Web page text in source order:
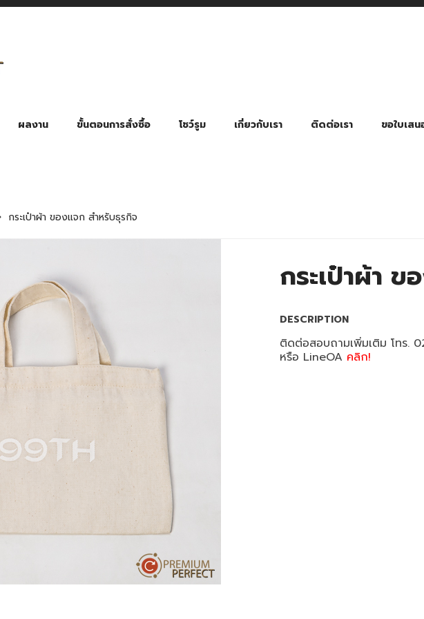
ผลงาน ขั้นตอนการสั่งซื้อ โชว์รูม เกี่ยวกับเรา ติดต่อเรา ขอใบเสน
กระเป๋าผ้า ของแจก สำหรับธุรกิจ
กระเป๋าผ้า
DESCRIPTION
ติดต่อสอบถามเพิ่มเติม โทร.
หรือ LineOA คลิก!